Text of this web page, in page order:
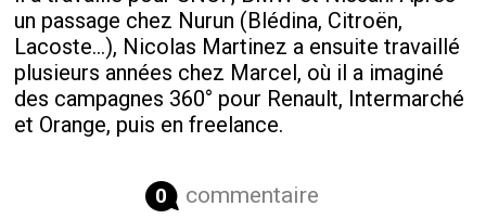
un passage chez Nurun (Blédina, Citroën,
Lacoste...), Nicolas Martinez a ensuite travaillé
plusieurs années chez Marcel, où il a imaginé
des campagnes 360° pour Renault, Intermarché
et Orange, puis en freelance.
0 commentaire